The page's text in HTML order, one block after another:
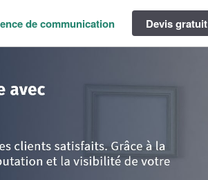
de communication Devis gratuit